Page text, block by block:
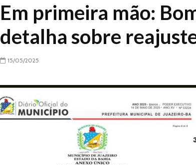
Em primeira mão:
detalha sobre
15/05/2025